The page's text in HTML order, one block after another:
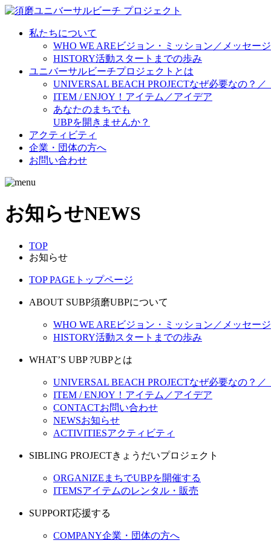
私たちについて
WHO WE ARE ビジョン・ミッション／メッセージ
HISTORY活動スタートまでの歩み
ユニバーサルビーチプロジェクトとは
UNIVERSAL BEACH PROJECTなぜ必要なの？／
ITEM / ENJOY！ アイテム／アイデア
あなたのまちでも
UBPを開きませんか？
アクティビティ
企業・団体の方へ
お問い合わせ
お知らせNEWS
TOP
お知らせ
TOP PAGE トップページ
ABOUT SUBP須磨UBPについて
WHO WE ARE ビジョン・ミッション／メッセージ
HISTORY活動スタートまでの歩み
WHAT’S UBP ?UBPとは
UNIVERSAL BEACH PROJECTなぜ必要なの？／
ITEM / ENJOY！ アイテム／アイデア
CONTACTお問い合わせ
NEWSお知らせ
ACTIVITIESアクティビティ
SIBLING PROJECTきょうだいプロジェクト
ORGANIZE まちでUBPを開催する
ITEMSアイテムのレンタル・販売
SUPPORT応援する
COMPANY企業・団体の方へ